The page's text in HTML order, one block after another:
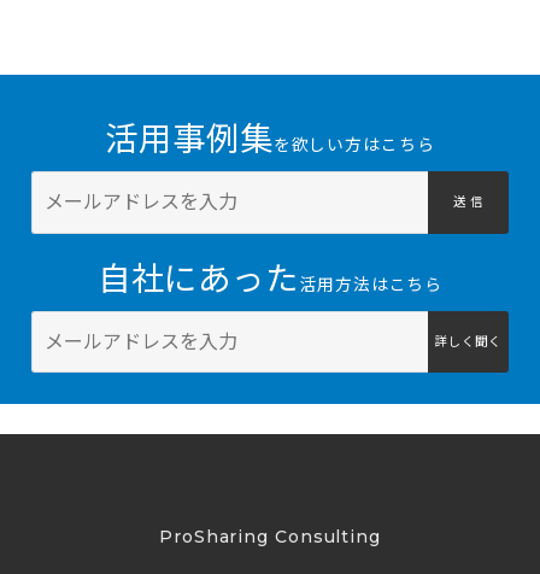
活用事例集を欲しい方はこちら
送 信
自社にあった 活用方法はこちら
詳しく聞く
ProSharing Consulting